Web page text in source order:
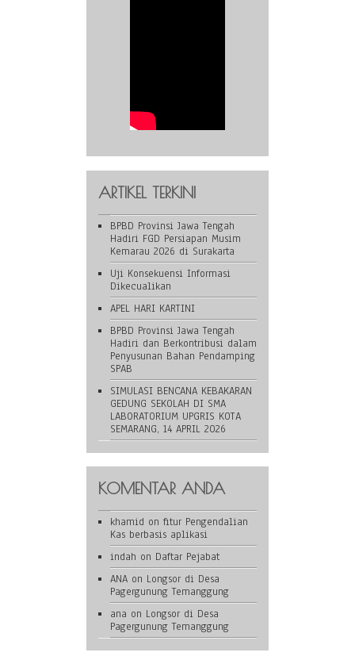
ARTIKEL TERKINI
BPBD Provinsi Jawa Tengah
Hadiri FGD Persiapan Musim
Kemarau 2026 di Surakarta
Uji Konsekuensi Informasi
Dikecualikan
APEL HARI KARTINI
BPBD Provinsi Jawa Tengah
Hadiri dan Berkontribusi dalam
Penyusunan Bahan Pendamping
SPAB
SIMULASI BENCANA KEBAKARAN
GEDUNG SEKOLAH DI SMA
LABORATORIUM UPGRIS KOTA
SEMARANG, 14 APRIL 2026
KOMENTAR ANDA
khamid on fitur Pengendalian
Kas berbasis aplikasi
indah on Daftar Pejabat
ANA on Longsor di Desa
Pagergunung Temanggung
ana on Longsor di Desa
Pagergunung Temanggung